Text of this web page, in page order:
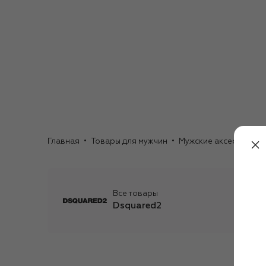
Главная Товары для мужчин Мужские аксессуары
Все товары
Dsquared2